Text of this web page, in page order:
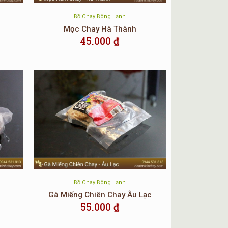
Phẩm Chay Willing Vegetarian Supplier Sdn
được sản phẩm trước tiên chúng ta cần rã
Đồ Chay Đông Lạnh
Mọc Chay Hà Thành
45.000 ₫
Đồ Chay Đông Lạnh
Gà Miếng Chiên Chay Âu Lạc
55.000 ₫